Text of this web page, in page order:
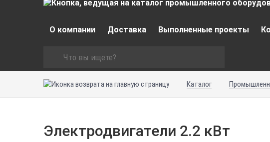
О компании Доставка Выполненные проекты
Каталог
Электродвигатели 2.2 кВт